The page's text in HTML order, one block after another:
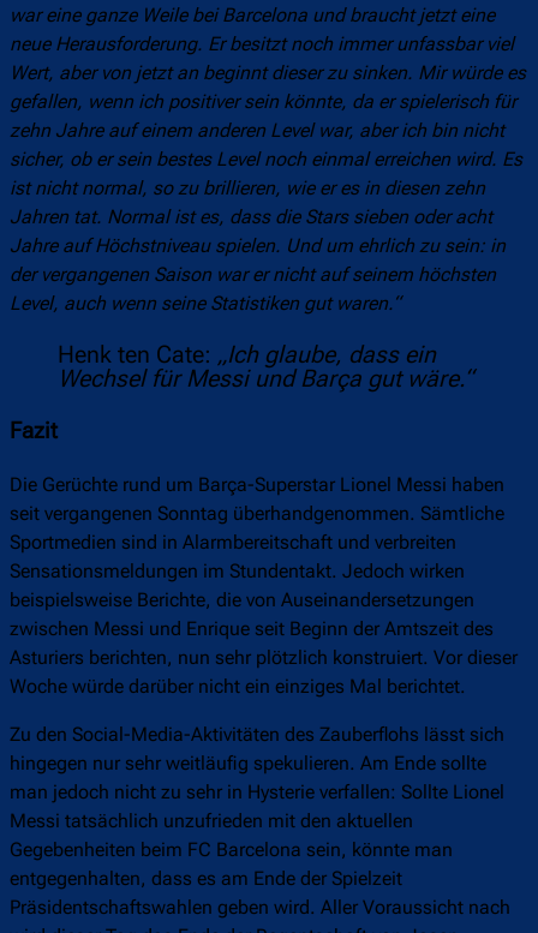
war eine ganze Weile bei Barcelona und braucht jetzt eine
neue Herausforderung. Er besitzt noch immer unfassbar viel
Wert, aber von jetzt an beginnt dieser zu sinken. Mir würde es
gefallen, wenn ich positiver sein könnte, da er spielerisch für
zehn Jahreauf einem anderen Level war, aber ich bin nicht
sicher, ob er sein bestes Level noch einmal erreichen wird. Es
ist nicht normal, so zu brillieren, wie er es in diesen zehn
Jahren tat. Normal ist es, dass die Stars sieben oder acht
Jahre auf Höchstniveau spielen. Und um ehrlich zu sein: in
der vergangenen Saison war er nicht auf seinem höchsten
Level, auch wenn seine Statistiken gut waren.“
Henk ten Cate: „Ich glaube, dass ein
Wechsel für Messi und Barça gut wäre.“
Fazit
Die Gerüchte rund um Barça-Superstar Lionel Messi haben
seit vergangenen Sonntag überhandgenommen. Sämtliche
Sportmedien sind in Alarmbereitschaft und verbreiten
Sensationsmeldungen im Stundentakt. Jedoch wirken
beispielsweise Berichte, die von Auseinandersetzungen
zwischen Messi und Enrique seit Beginn der Amtszeit des
Asturiers berichten, nun sehr plötzlich konstruiert. Vor dieser
Woche würde darüber nicht ein einziges Mal berichtet.
Zu den Social-Media-Aktivitäten des Zauberflohs lässt sich
hingegen nur sehr weitläufig spekulieren. Am Ende sollte
man jedoch nicht zu sehr in Hysterie verfallen: Sollte Lionel
Messi tatsächlich unzufrieden mit den aktuellen
Gegebenheiten beim FC Barcelona sein, könnte man
entgegenhalten, dass es am Ende der Spielzeit
Präsidentschaftswahlen geben wird. Aller Voraussicht nach